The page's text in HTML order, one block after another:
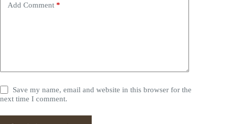
Add Comment *
Save my name, email and website in this browser for the
next time I comment.